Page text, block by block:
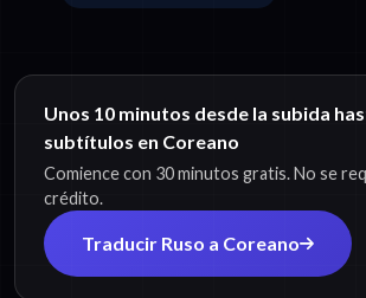
Unos 10 minutos desde la subida
subtítulos en Coreano
Comience con 30 minutos gratis. No se
crédito.
Traducir Ruso a Coreano